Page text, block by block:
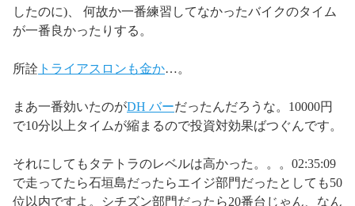
したのに)、 何故か一番練習してなかったバイクのタイム
が一番良かったりする。
所詮 トライアスロンも金か…。
まあ一番効いたのがDH バーだったんだろうな。10000円
で10分以上タイムが縮まるので投資対効果ばつぐんです。
それにしてもタテトラのレベルは高かった。。。02:35:09
で走ってたら石垣島だったらエイジ部門だったとしても50
位以内ですよ。シチズン部門だったら20番台じゃん、なん